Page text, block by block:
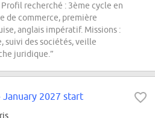
recherché : 3ème cycle en
de commerce, première
anglais impératif. Missions :
des sociétés, veille
juridique.”
January 2027 start